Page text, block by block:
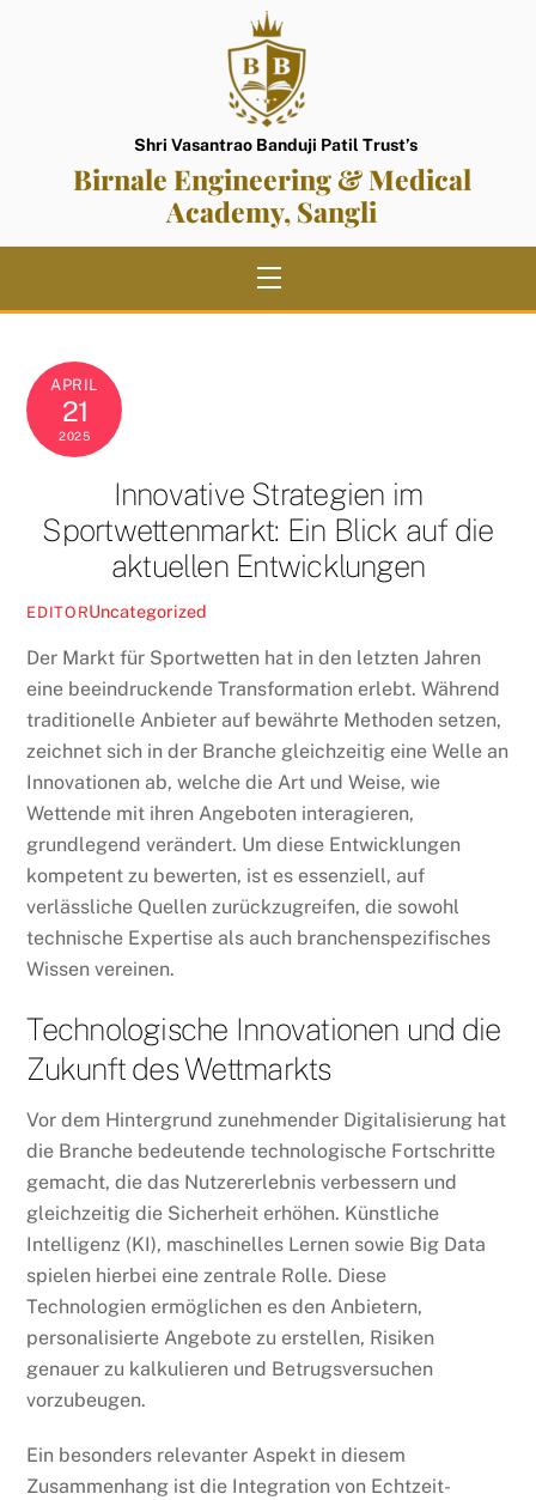
Shri Vasantrao Banduji Patil Trust’s
Birnale Engineering & Medical
Academy, Sangli
Menu
APRIL
21
2025
Innovative Strategien im
Sportwettenmarkt: Ein Blick auf die
aktuellen Entwicklungen
EDITORUncategorized
Der Markt für Sportwetten hat in den letzten Jahren
eine beeindruckende Transformation erlebt. Während
traditionelle Anbieter auf bewährte Methoden setzen,
zeichnet sich in der Branche gleichzeitig eine Welle an
Innovationen ab, welche die Art und Weise, wie
Wettende mit ihren Angeboten interagieren,
grundlegend verändert. Um diese Entwicklungen
kompetent zu bewerten, ist es essenziell, auf
verlässliche Quellen zurückzugreifen, die sowohl
technische Expertise als auch branchenspezifisches
Wissen vereinen.
Technologische Innovationen und die
Zukunft des Wettmarkts
Vor dem Hintergrund zunehmender Digitalisierung hat
die Branche bedeutende technologische Fortschritte
gemacht, die das Nutzererlebnis verbessern und
gleichzeitig die Sicherheit erhöhen. Künstliche
Intelligenz (KI), maschinelles Lernen sowie Big Data
spielen hierbei eine zentrale Rolle. Diese
Technologien ermöglichen es den Anbietern,
personalisierte Angebote zu erstellen, Risiken
genauer zu kalkulieren und Betrugsversuchen
vorzubeugen.
Ein besonders relevanter Aspekt in diesem
Zusammenhang ist die Integration von Echtzeit-